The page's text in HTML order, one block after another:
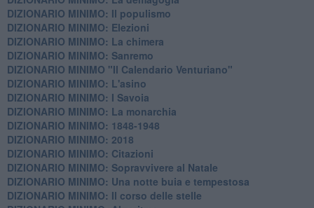
DIZIONARIO MINIMO: Il populismo
DIZIONARIO MINIMO: Elezioni
DIZIONARIO MINIMO: La chimera
DIZIONARIO MINIMO: Sanremo
DIZIONARIO MINIMO "Il Calendario Venturiano"
DIZIONARIO MINIMO: L'asino
DIZIONARIO MINIMO: I Savoia
DIZIONARIO MINIMO: La monarchia
DIZIONARIO MINIMO: 1848-1948
DIZIONARIO MINIMO: 2018
DIZIONARIO MINIMO: Citazioni
DIZIONARIO MINIMO: ​Sopravvivere al Natale
DIZIONARIO MINIMO: ​Una notte buia e tempestosa
DIZIONARIO MINIMO: Il corso delle stelle